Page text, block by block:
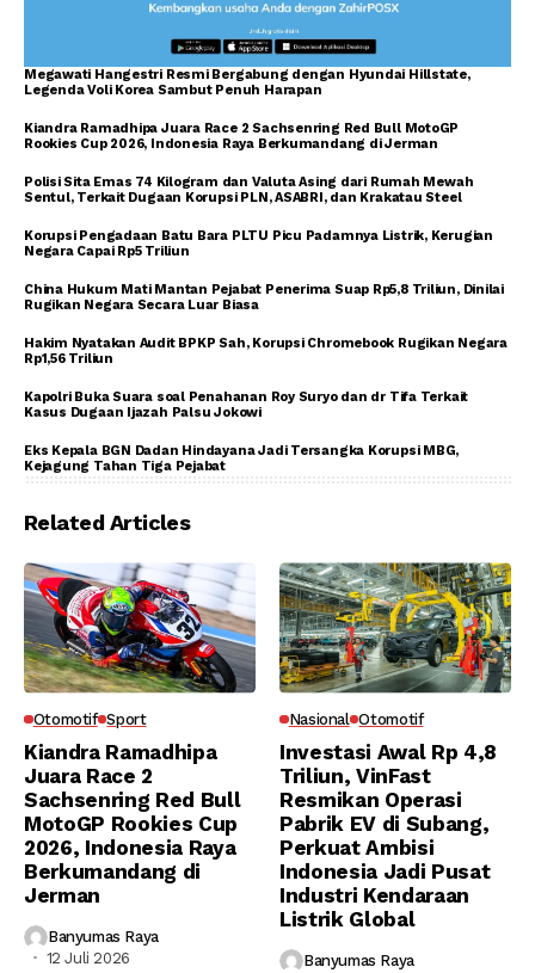
Megawati Hangestri Resmi Bergabung dengan Hyundai Hillstate,
Legenda Voli Korea Sambut Penuh Harapan
Kiandra Ramadhipa Juara Race 2 Sachsenring Red Bull MotoGP
Rookies Cup 2026, Indonesia Raya Berkumandang di Jerman
Polisi Sita Emas 74 Kilogram dan Valuta Asing dari Rumah Mewah
Sentul, Terkait Dugaan Korupsi PLN, ASABRI, dan Krakatau Steel
Korupsi Pengadaan Batu Bara PLTU Picu Padamnya Listrik, Kerugian
Negara Capai Rp5 Triliun
China Hukum Mati Mantan Pejabat Penerima Suap Rp5,8 Triliun, Dinilai
Rugikan Negara Secara Luar Biasa
Hakim Nyatakan Audit BPKP Sah, Korupsi Chromebook Rugikan Negara
Rp1,56 Triliun
Kapolri Buka Suara soal Penahanan Roy Suryo dan dr Tifa Terkait
Kasus Dugaan Ijazah Palsu Jokowi
Eks Kepala BGN Dadan Hindayana Jadi Tersangka Korupsi MBG,
Kejagung Tahan Tiga Pejabat
Related Articles
Otomotif Sport
Kiandra Ramadhipa
Juara Race 2
Sachsenring Red Bull
MotoGP Rookies Cup
2026, Indonesia Raya
Berkumandang di
Jerman
Banyumas Raya
12 Juli 2026
Nasional Otomotif
Investasi Awal Rp 4,8
Triliun, VinFast
Resmikan Operasi
Pabrik EV di Subang,
Perkuat Ambisi
Indonesia Jadi Pusat
Industri Kendaraan
Listrik Global
Banyumas Raya